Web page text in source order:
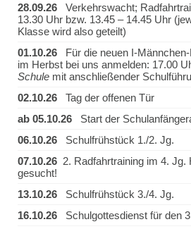
28.09.26
Verkehrswacht;
13.30 Uhr bzw. 13.45 – 14.45 Uhr
Klasse wird also geteilt)
01.10.26 Für die neuen I-
im Herbst bei uns anmelden: 17.00
Schule mit anschließender
02.10.26 Tag der offenen Tür
ab 05.10.26 Start der
06.10.26 Schulfrühstück 1./2. Jg.
07.10.26 2. Radfahrtraining im 4. Jg.
gesucht!
13.10.26 Schulfrühstück 3./4. Jg.
16.10.26 Schulgottesdienst für den